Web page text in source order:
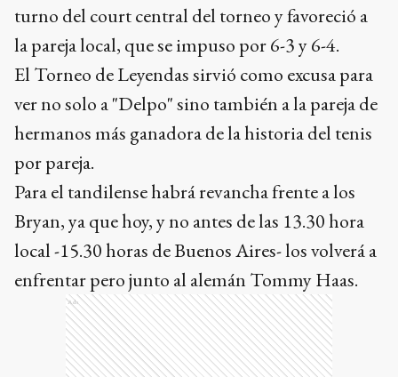
turno del court central del torneo y favoreció a
la pareja local, que se impuso por 6-3 y 6-4.
El Torneo de Leyendas sirvió como excusa para
ver no solo a "Delpo" sino también a la pareja de
hermanos más ganadora de la historia del tenis
por pareja.
Para el tandilense habrá revancha frente a los
Bryan, ya que hoy, y no antes de las 13.30 hora
local -15.30 horas de Buenos Aires- los volverá a
enfrentar pero junto al alemán Tommy Haas.
Ads